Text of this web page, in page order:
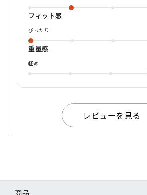
フィット感
ぴったり
重量感
軽め
レビューを見る